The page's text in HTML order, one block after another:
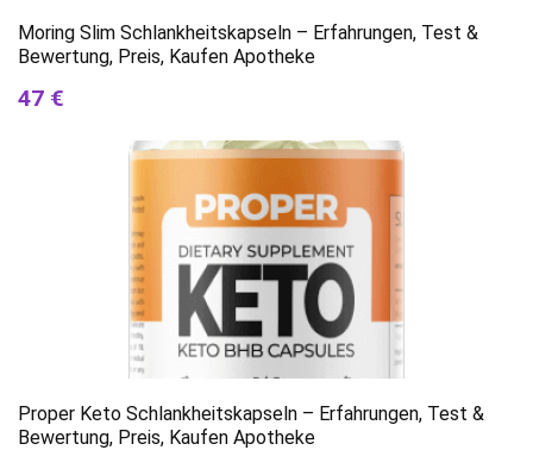
Moring Slim Schlankheitskapseln – Erfahrungen, Test &
Bewertung, Preis, Kaufen Apotheke
47 €
Proper Keto Schlankheitskapseln – Erfahrungen, Test &
Bewertung, Preis, Kaufen Apotheke